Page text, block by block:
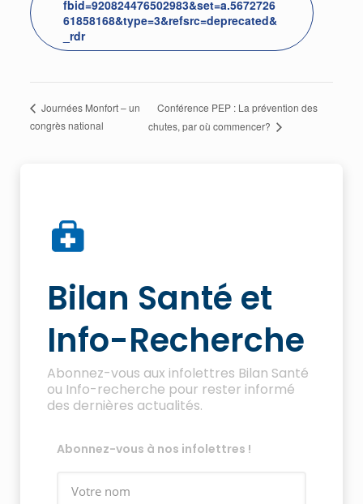
fbid=920824476502983&set=a.5672726
61858168&type=3&refsrc=deprecated&
_rdr
Journées Monfort – un
congrès national
Conférence PEP : La prévention des
chutes, par où commencer?
Bilan Santé et
Info-Recherche
Abonnez-vous aux infolettres Bilan Santé
ou Info-recherche pour rester informé
des dernières actualités.
Abonnez-vous à nos infolettres !